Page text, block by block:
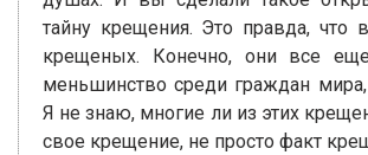
тайну крещения. Это правда, что
крещеных. Конечно, они все
меньшинство среди граждан
Я не знаю, многие ли из этих
свое крещение, не просто факт